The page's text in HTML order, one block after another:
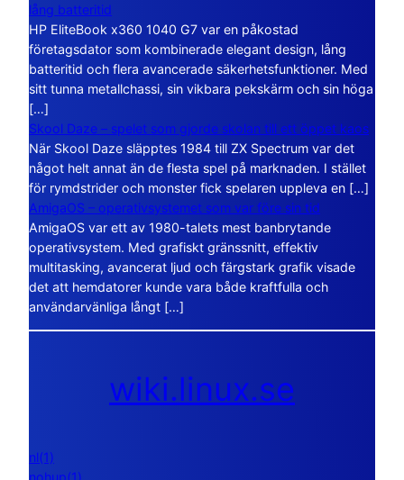
lång batteritid
HP EliteBook x360 1040 G7 var en påkostad
företagsdator som kombinerade elegant design, lång
batteritid och flera avancerade säkerhetsfunktioner. Med
sitt tunna metallchassi, sin vikbara pekskärm och sin höga
[…]
Skool Daze – spelet som gjorde skolan till ett öppet kaos
När Skool Daze släpptes 1984 till ZX Spectrum var det
något helt annat än de flesta spel på marknaden. I stället
för rymdstrider och monster fick spelaren uppleva en […]
AmigaOS – operativsystemet som var före sin tid
AmigaOS var ett av 1980-talets mest banbrytande
operativsystem. Med grafiskt gränssnitt, effektiv
multitasking, avancerat ljud och färgstark grafik visade
det att hemdatorer kunde vara både kraftfulla och
användarvänliga långt […]
wiki.linux.se
nl(1)
nohup(1)